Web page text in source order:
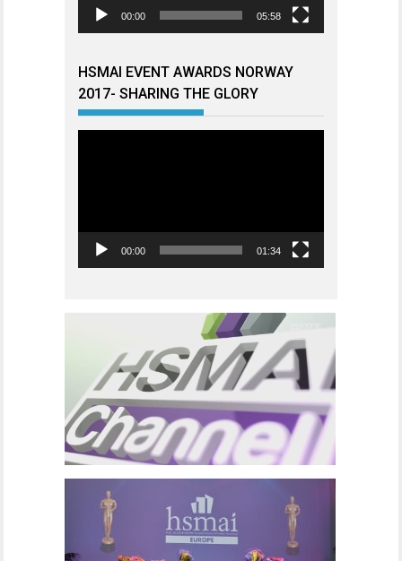
00:00 05:58
HSMAI EVENT AWARDS NORWAY
2017- SHARING THE GLORY
00:00 01:34